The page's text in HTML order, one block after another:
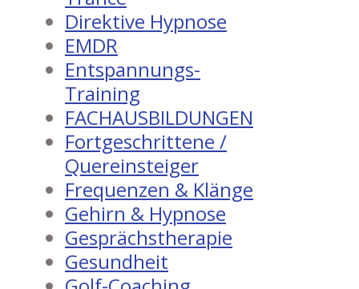
Direktive Hypnose
EMDR
Entspannungs-
Training
FACHAUSBILDUNGEN
Fortgeschrittene /
Quereinsteiger
Frequenzen & Klänge
Gehirn & Hypnose
Gesprächstherapie
Gesundheit